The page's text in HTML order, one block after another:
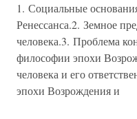
1. Социальные
Ренессанса.2. Земное
человека.3. Проблема
философии эпохи
человека и его
эпохи Возрождения и